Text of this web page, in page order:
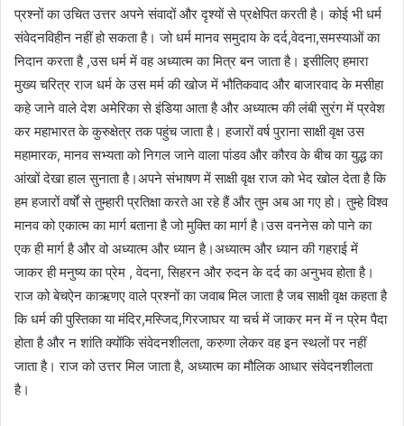
प्रश्नों का उचित उत्तर अपने संवादों और दृश्यों से प्रक्षेपित करती है। कोई भी धर्म
संवेदनविहीन नहीं हो सकता है। जो धर्म मानव समुदाय के दर्द,वेदना,समस्याओं का
निदान करता है ,उस धर्म में वह अध्यात्म का मित्र बन जाता है। इसीलिए हमारा
मुख्य चरित्र राज धर्म के उस मर्म की खोज में भौतिकवाद और बाजारवाद के मसीहा
कहे जाने वाले देश अमेरिका से इंडिया आता है और अध्यात्म की लंबी सुरंग में प्रवेश
कर महाभारत के कुरुक्षेत्र तक पहुंच जाता है। हजारों वर्ष पुराना साक्षी वृक्ष उस
महामारक, मानव सभ्यता को निगल जाने वाला पांडव और कौरव के बीच का युद्ध का
आंखों देखा हाल सुनाता है।अपने संभाषण में साक्षी वृक्ष राज को भेद खोल देता है कि
हम हजारों वर्षों से तुम्हारी प्रतिक्षा करते आ रहे हैं और तुम अब आ गए हो। तुम्हे विश्व
मानव को एकात्म का मार्ग बताना है जो मुक्ति का मार्ग है।उस वननेस को पाने का
एक ही मार्ग है और वो अध्यात्म और ध्यान है।अध्यात्म और ध्यान की गहराई में
जाकर ही मनुष्य का प्रेम , वेदना, सिहरन और रुदन के दर्द का अनुभव होता है।
राज को बेचऐन काऋणए वाले प्रश्नों का जवाब मिल जाता है जब साक्षी वृक्ष कहता है
कि धर्म की पुस्तिका या मंदिर,मस्जिद,गिरजाघर या चर्च में जाकर मन में न प्रेम पैदा
होता है और न शांति क्योंकि संवेदनशीलता, करुणा लेकर वह इन स्थलों पर नहीं
जाता है। राज को उत्तर मिल जाता है, अध्यात्म का मौलिक आधार संवेदनशीलता
है।